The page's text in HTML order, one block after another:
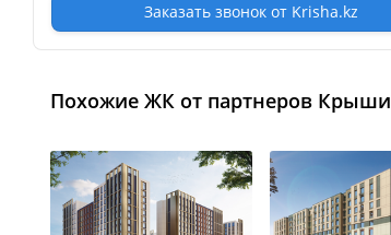
Заказать звонок от Krisha.kz
Похожие ЖК от партнеров Крыши